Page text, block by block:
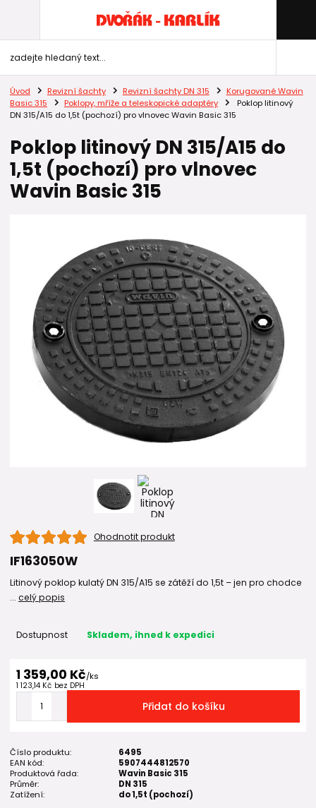
Úvod Revizní šachty Revizní šachty DN 315
Korugované Wavin
Basic 315
Poklopy, mříže a teleskopické adaptéry
Poklop litinový
DN 315/A15 do 1,5t (pochozí) pro vlnovec Wavin Basic 315
Poklop litinový DN 315/A15 do
1,5t (pochozí) pro vlnovec
Wavin Basic 315
Ohodnotit produkt
IF163050W
Litinový poklop kulatý DN 315/A15 se zátěží do 1,5t – jen pro chodce
... celý popis
Dostupnost Skladem, ihned k expedici
1 359,00 Kč/ks
1 123,14 Kč bez DPH
Přidat do košíku
Číslo produktu:
6495
EAN kód:
5907444812570
Produktová řada:
Wavin Basic 315
Průměr:
DN 315
Zatížení:
do 1,5t (pochozí)